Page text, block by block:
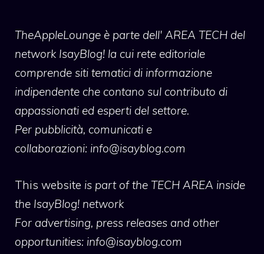
TheAppleLounge è parte dell' AREA TECH del
network IsayBlog! la cui rete editoriale
comprende siti tematici di informazione
indipendente che contano sul contributo di
appassionati ed esperti del settore.
Per pubblicità, comunicati e
collaborazioni: info@isayblog.com
This website is part of the TECH AREA inside
the IsayBlog! network
For advertising, press releases and other
opportunities: info@isayblog.com